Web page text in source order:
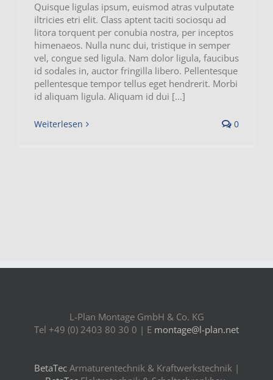
Quisque ligulas ipsum, euismod atras vulputate
iltricies etri elit. Class aptent taciti sociosqu ad
litora torquent per conubia nostra, per inceptos
himenaeos. Nulla nunc dui, tristique in semper
vel, congue sed ligula. Nam dolor ligula, faucibus
id sodales in, auctor fringilla libero. Pellentesque
pellentesque tempor tellus eget hendrerit. Morbi
id aliquam ligula. Aliquam id dui [...]
Weiterlesen 0
L-Plan Montage GmbH & Co. KG
Tel +49 (0) 2403 80 30 0 | E montage@l-plan.net
BetaTec Armaturentechnik & Kraftwerkstechnik |